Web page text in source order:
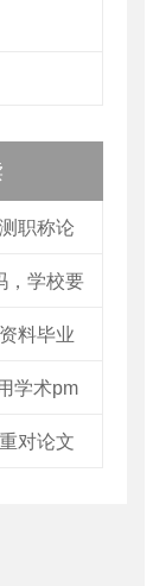
职称论
，学校要
料毕业
学术pm
对论文